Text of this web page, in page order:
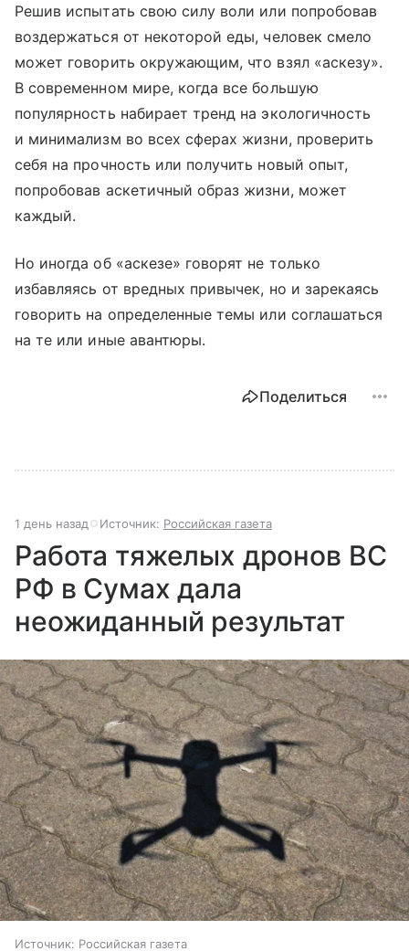
Решив испытать свою силу воли или попробовав
воздержаться от некоторой еды, человек смело
может говорить окружающим, что взял «аскезу».
В современном мире, когда все большую
популярность набирает тренд на экологичность
и минимализм во всех сферах жизни, проверить
себя на прочность или получить новый опыт,
попробовав аскетичный образ жизни, может
каждый.
Но иногда об «аскезе» говорят не только
избавляясь от вредных привычек, но и зарекаясь
говорить на определенные темы или соглашаться
на те или иные авантюры.
Поделиться
1 день назад Источник: Российская газета
Работа тяжелых дронов ВС
РФ в Сумах дала
неожиданный результат
Источник: Российская газета